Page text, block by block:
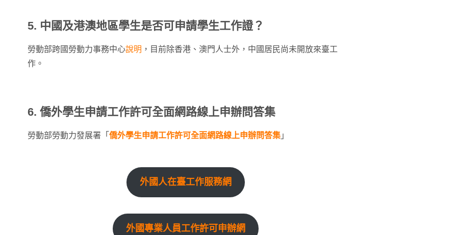
5. 中國及港澳地區學生是否可申請學生工作證？
勞動部跨國勞動力事務中心說明 ，目前除香港、澳門人士外，中國居民尚未開放來臺工
作。
6. 僑外學生申請工作許可全面網路線上申辦問答集
勞動部勞動力發展署「 僑外學生申請工作許可全面網路線上申辦問答集 」
外國人在臺工作服務網
外國專業人員工作許可申辦網